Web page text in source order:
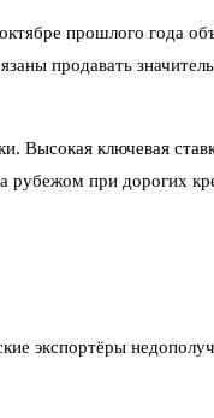
прошлого года
продавать
Высокая ключевая
рубежом при дорогих
экспортёры